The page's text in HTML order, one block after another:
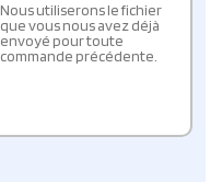
Nous utiliserons le fichier
que vous nous avez déjà
envoyé pour toute
commande précédente.